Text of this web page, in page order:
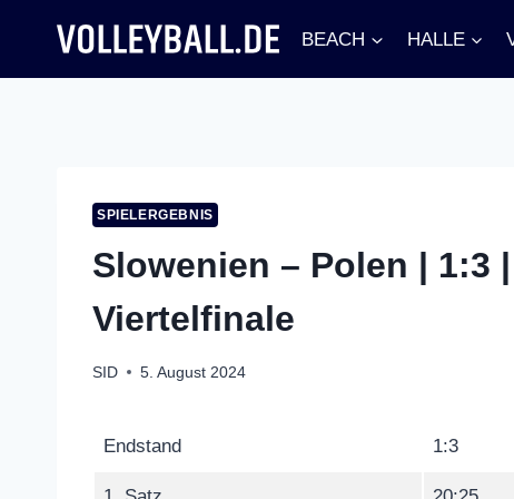
springen
BEACH HALLE
SPIELERGEBNIS
Slowenien – Polen | 1:3
Viertelfinale
SID 5. August 2024
Endstand 1:3